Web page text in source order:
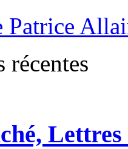
Patrice
récentes